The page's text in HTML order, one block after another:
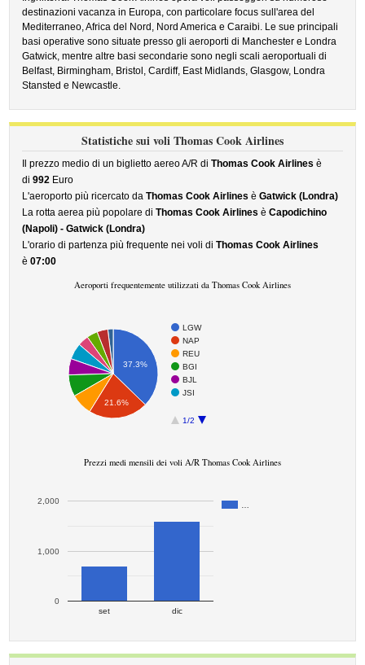
destinazioni vacanza in Europa, con particolare focus sull'area del
Mediterraneo, Africa del Nord, Nord America e Caraibi. Le sue principali
basi operative sono situate presso gli aeroporti di Manchester e Londra
Gatwick, mentre altre basi secondarie sono negli scali aeroportuali di
Belfast, Birmingham, Bristol, Cardiff, East Midlands, Glasgow, Londra
Stansted e Newcastle.
Statistiche sui voli Thomas Cook Airlines
Il prezzo medio di un biglietto aereo A/R diThomas Cook Airlines è
di992 Euro
L'aeroporto più ricercato daThomas Cook Airlines èGatwick (Londra)
La rotta aerea più popolare diThomas Cook Airlines èCapodichino
(Napoli) - Gatwick (Londra)
L'orario di partenza più frequente nei voli diThomas Cook Airlines
è07:00
Aeroporti frequentemente utilizzati da Thomas Cook Airlines
LGW
NAP
REU
BGI
BJL
JSI
1/2
37.3%
21.6%
Prezzi medi mensili dei voli A/R Thomas Cook Airlines
set dic
0
1,000
2,000